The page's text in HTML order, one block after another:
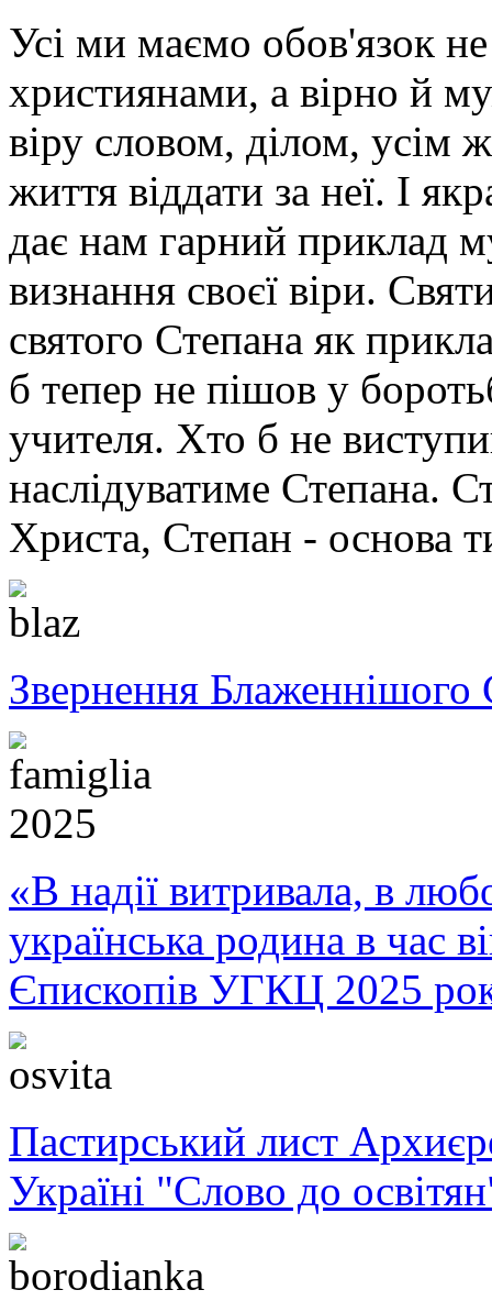
Усі ми маємо обов'язок не
християнами, а вірно й
віру словом, ділом, усім
життя віддати за неї. І
дає нам гарний приклад
визнання своєї віри.
святого Степана як
б тепер не пішов у
учителя. Хто б не
наслідуватиме Степана.
Христа, Степан - основа
Звернення Блаженнішого
«В надії витривала, в
українська родина в час
Єпископів УГКЦ 2025
Пастирський лист
Україні "Слово до